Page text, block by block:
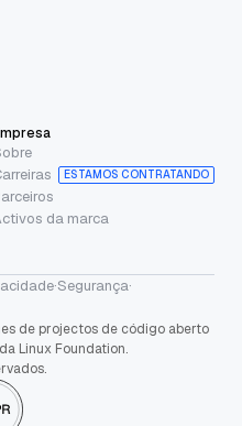
ESTAMOS CONTRATANDO
da marca
·Segurança·
de projectos de código aberto
Linux Foundation.